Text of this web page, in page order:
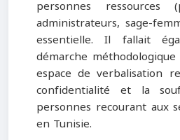
personnes ressources
administrateurs, sage-
essentielle. Il fallait
démarche
espace de verbalisation
confidentialité et la
personnes recourant aux
en Tunisie.